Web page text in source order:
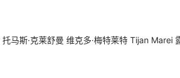
托马斯·克莱舒曼 维克多·梅特莱特 Tijan Marei